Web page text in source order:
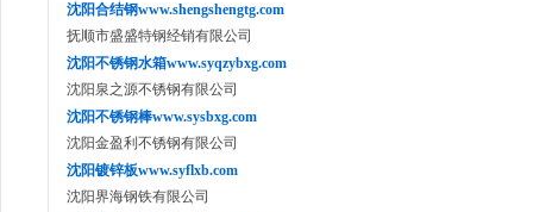
沈阳合结钢www.shengshengtg.com
抚顺市盛盛特钢经销有限公司
沈阳不锈钢水箱www.syqzybxg.com
沈阳泉之源不锈钢有限公司
沈阳不锈钢棒www.sysbxg.com
沈阳金盈利不锈钢有限公司
沈阳镀锌板www.syflxb.com
沈阳界海钢铁有限公司